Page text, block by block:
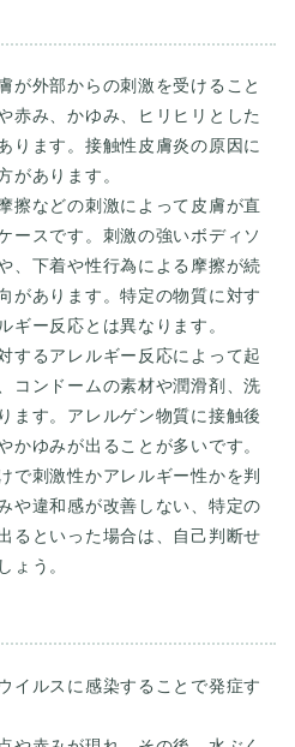
が外部からの刺激を受けること
赤み、かゆみ、ヒリヒリとした
ります。接触性皮膚炎の原因に
があります。
擦などの刺激によって皮膚が直
ースです。刺激の強いボディソ
、下着や性行為による摩擦が続
があります。特定の物質に対す
ギー反応とは異なります。
するアレルギー反応によって起
コンドームの素材や潤滑剤、洗
ます。アレルゲン物質に接触後
かゆみが出ることが多いです。
で刺激性かアレルギー性かを判
や違和感が改善しない、特定の
るといった場合は、自己判断せ
ょう。
イルスに感染することで発症す